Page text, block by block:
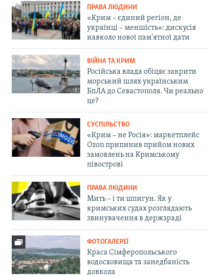
ПРАВА ЛЮДИНИ
«Крим – єдиний регіон, де
українці – меншість»: дискусія
навколо нової пам'ятної дати
ВІЙНА ТА КРИМ
Російська влада обіцяє закрити
морський шлях українським
БпЛА до Севастополя. Чи реально
це?
СУСПІЛЬСТВО
«Крим – не Росія»: маркетплейс
Ozon припинив прийом нових
замовлень на Кримському
півострові
ПРАВА ЛЮДИНИ
Мить – і ти шпигун. Як у
кримських судах розглядають
звинувачення в держзраді
ФОТОГАЛЕРЕЇ
Краса Сімферопольського
водосховища та занедбаність
довкола